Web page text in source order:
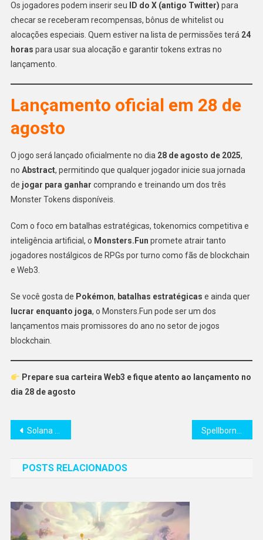
Os jogadores podem inserir seu ID do X (antigo Twitter) para
checar se receberam recompensas, bônus de whitelist ou
alocações especiais. Quem estiver na lista de permissões terá 24
horas para usar sua alocação e garantir tokens extras no
lançamento.
Lançamento oficial em 28 de
agosto
O jogo será lançado oficialmente no dia 28 de agosto de 2025,
no Abstract, permitindo que qualquer jogador inicie sua jornada
de jogar para ganhar comprando e treinando um dos três
Monster Tokens disponíveis.
Com o foco em batalhas estratégicas, tokenomics competitiva e
inteligência artificial, o Monsters.Fun promete atrair tanto
jogadores nostálgicos de RPGs por turno como fãs de blockchain
e Web3.
Se você gosta de Pokémon, batalhas estratégicas e ainda quer
lucrar enquanto joga, o Monsters.Fun pode ser um dos
lançamentos mais promissores do ano no setor de jogos
blockchain.
Prepare sua carteira Web3 e fique atento ao lançamento no
dia 28 de agosto
Navegação
Post
Solana e Ethereum deixam Bitcoin ‘comendo poeira’ enquanto criptomoedas sobem até 100% Spellborne lançará token $BORNE em 29 de agosto: tudo o que você precisa saber
POSTS RELACIONADOS